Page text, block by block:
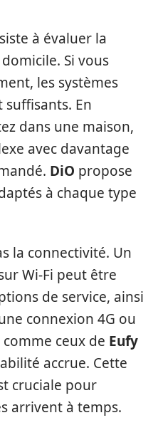
à évaluer la
Si vous
les systèmes
En
dans une maison,
avec davantage
DiO propose
à chaque type
la connectivité. Un
Wi-Fi peut être
de service, ainsi
connexion 4G ou
ceux de Eufy
accrue. Cette
cruciale pour
arrivent à temps.